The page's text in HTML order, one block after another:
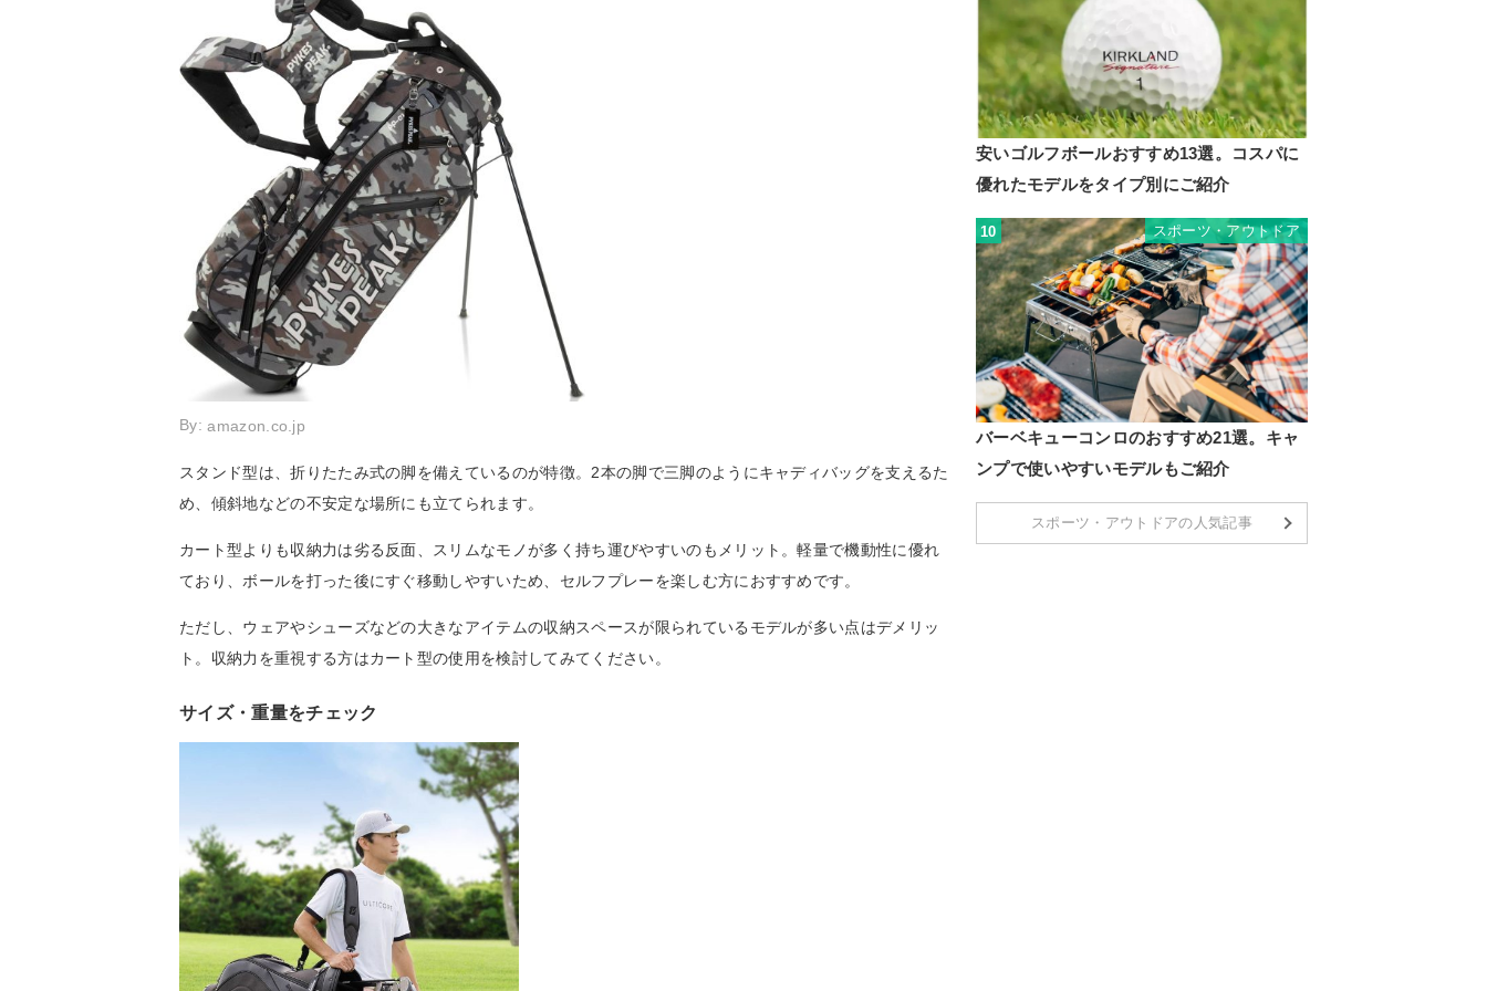
By:amazon.co.jp
スタンド型は、折りたたみ式の脚を備えているのが特徴。2本の脚で三脚のようにキャディバッグを支えるた
め、傾斜地などの不安定な場所にも立てられます。
カート型よりも収納力は劣る反面、スリムなモノが多く持ち運びやすいのもメリット。軽量で機動性に優れ
ており、ボールを打った後にすぐ移動しやすいため、セルフプレーを楽しむ方におすすめです。
ただし、ウェアやシューズなどの大きなアイテムの収納スペースが限られているモデルが多い点はデメリッ
ト。収納力を重視する方はカート型の使用を検討してみてください。
サイズ・重量をチェック
安いゴルフボールおすすめ13選。コスパに
優れたモデルをタイプ別にご紹介
10 スポーツ・アウトドア
バーベキューコンロのおすすめ21選。キャ
ンプで使いやすいモデルもご紹介
スポーツ・アウトドアの人気記事